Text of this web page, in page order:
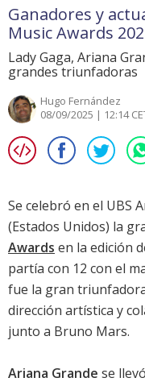
Ganadores y
Music Awards
Lady Gaga, Ariana
grandes triunfadoras
Hugo Fernández
08/09/2025 | 12:14
Se celebró en el UBS
(Estados Unidos) la
Awards en la edición
partía con 12 con el
fue la gran
dirección artística y
junto a Bruno Mars.
Ariana Grande se